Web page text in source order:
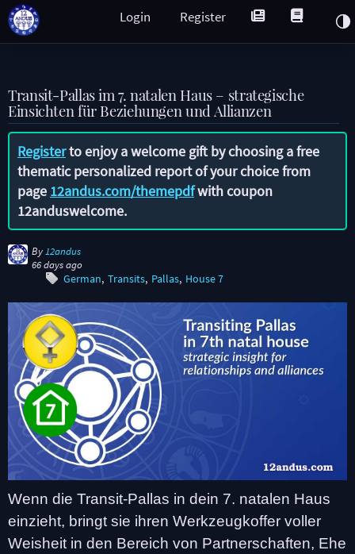
Register
Login
Transit-Pallas im 7. natalen Haus – strategische
Einsichten für Beziehungen und Allianzen
Registerto enjoy a welcome gift by choosing a free
thematic personalized report of your choice from
page 12andus.com/themepdfwith coupon
12anduswelcome.
By 12andus
66 days ago
German Transits Pallas House 7
Wenn die Transit-Pallas in dein 7. natalen Haus
einzieht, bringt sie ihren Werkzeugkoffer voller
Weisheit in den Bereich von Partnerschaften, Ehe